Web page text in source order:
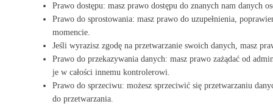
Prawo dostępu: masz prawo dostępu do znanych nam danych
Prawo do sprostowania: masz prawo do uzupełnienia,
momencie.
Jeśli wyrazisz zgodę na przetwarzanie swoich danych, masz
Prawo do przekazywania danych: masz prawo zażądać od
je w całości innemu kontrolerowi.
Prawo do sprzeciwu: możesz sprzeciwić się przetwarzaniu
do przetwarzania.